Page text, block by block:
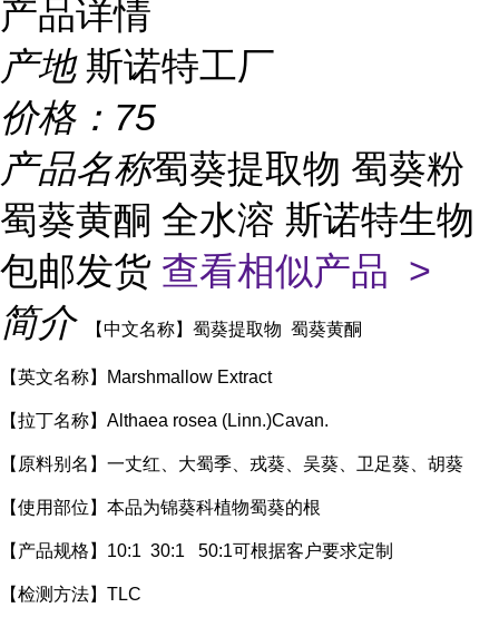
产品详情
产地 斯诺特工厂
价格： 75
产品名称蜀葵提取物 蜀葵粉
蜀葵黄酮 全水溶 斯诺特生物
包邮发货 查看相似产品 >
简介
【中文名称】蜀葵提取物 蜀葵黄酮
【英文名称】Marshmallow Extract
【拉丁名称】Althaea rosea (Linn.)Cavan.
【原料别名】一丈红、大蜀季、戎葵、吴葵、卫足葵、胡葵
【使用部位】本品为锦葵科植物蜀葵的根
【产品规格】10:1 30:1 50:1可根据客户要求定制
【检测方法】TLC